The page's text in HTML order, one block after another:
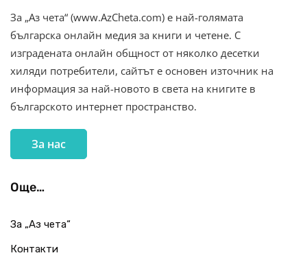
За „Аз чета“ (www.AzCheta.com) е най-голямата
българска онлайн медия за книги и четене. С
изградената онлайн общност от няколко десетки
хиляди потребители, сайтът е основен източник на
информация за най-новото в света на книгите в
българското интернет пространство.
За нас
Още…
За „Аз чета“
Контакти